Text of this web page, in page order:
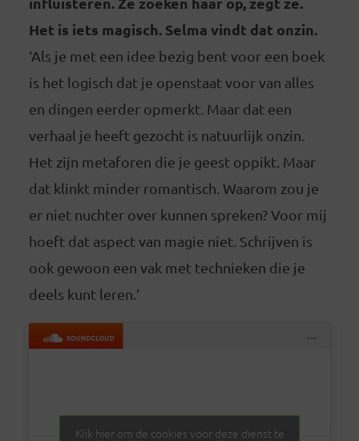
Het is iets magisch. Selma vindt dat onzin.
‘Als je met een idee bezig bent voor een boek
is het logisch dat je openstaat voor van alles
en dingen eerder opmerkt. Maar dat een
verhaal je heeft gezocht is natuurlijk onzin.
Het zijn metaforen die je geest oppikt. Maar
dat klinkt minder romantisch. Waarom zou je
er niet nuchter over kunnen spreken? Voor mij
hoeft dat aspect van magie niet. Schrijven is
ook gewoon een vak met technieken die je
deels kunt leren.’
Klik hier om de cookies voor deze dienst te